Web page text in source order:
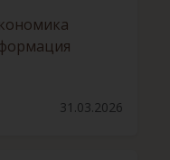
31.03.2026